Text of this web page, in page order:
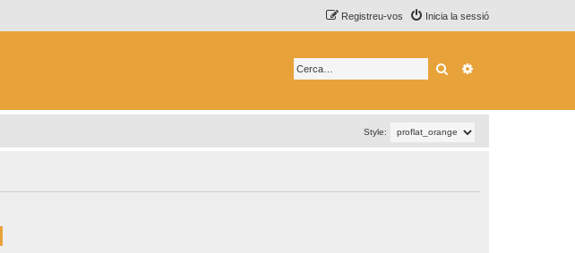
Inicia la sessió
Registreu-vos
Cerca
Style: